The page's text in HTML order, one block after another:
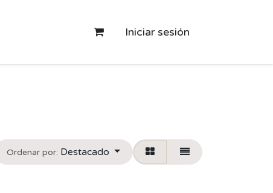
Iniciar sesión
Ordenar por: Destacado